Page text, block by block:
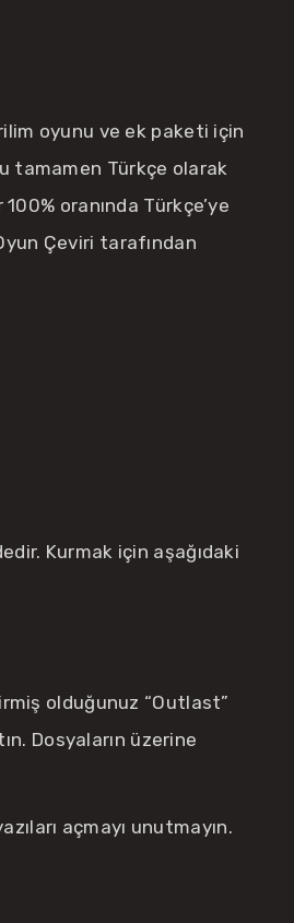
oyunu ve ek paketi için
tamamen Türkçe olarak
oranında Türkçe’ye
Çeviri tarafından
Kurmak için aşağıdaki
olduğunuz “Outlast”
Dosyaların üzerine
açmayı unutmayın.